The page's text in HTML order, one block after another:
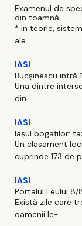
Examenul de
din toamnă
* in teorie,
ale ...
IASI
Bucșinescu intră
Una dintre
din ...
IASI
Iașul bogaților:
Un clasament
cuprinde 173 de
IASI
Portalul Leului
Există zile care
oamenii le- ...